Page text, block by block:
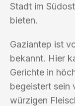
Stadt im
bieten.
Gaziantep ist
bekannt. Hier
Gerichte in
begeistert sein
würzigen